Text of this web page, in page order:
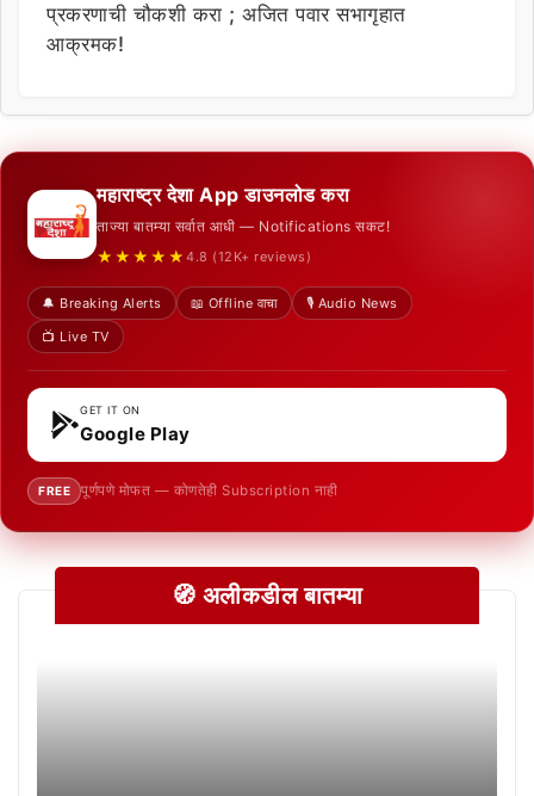
प्रकरणाची चौकशी करा ; अजित पवार सभागृहात
आक्रमक!
महाराष्ट्र देशा App डाउनलोड करा
ताज्या बातम्या सर्वात आधी — Notifications सकट!
★★★★★ 4.8 (12K+ reviews)
🔔 Breaking Alerts 📖 Offline वाचा
🎙️ Audio News
📺 Live TV
GET IT ON
Google Play
FREE पूर्णपणे मोफत — कोणतेही Subscription नाही
🧭 अलीकडील बातम्या